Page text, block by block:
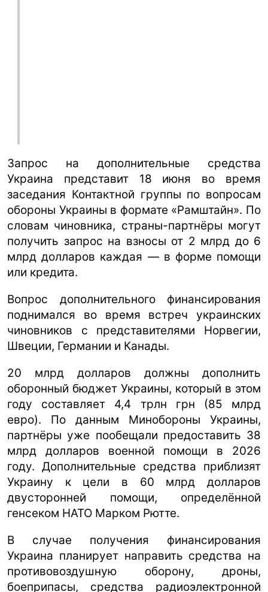
Запрос на дополнительные средства
Украина представит 18 июня во время
заседания Контактной группы по вопросам
обороны Украины в формате «Рамштайн». По
словам чиновника, страны-партнёры могут
получить запрос на взносы от 2 млрд до 6
млрд долларов каждая — в форме помощи
или кредита.
Вопрос дополнительного финансирования
поднимался во время встреч украинских
чиновников с представителями Норвегии,
Швеции, Германии и Канады.
20 млрд долларов должны дополнить
оборонный бюджет Украины, который в этом
году составляет 4,4 трлн грн (85 млрд
евро). По данным Минобороны Украины,
партнёры уже пообещали предоставить 38
млрд долларов военной помощи в 2026
году. Дополнительные средства приблизят
Украину к цели в 60 млрд долларов
двусторонней помощи, определённой
генсеком НАТО Марком Рютте.
В случае получения финансирования
Украина планирует направить средства на
противовоздушную оборону, дроны,
боеприпасы, средства радиоэлектронной